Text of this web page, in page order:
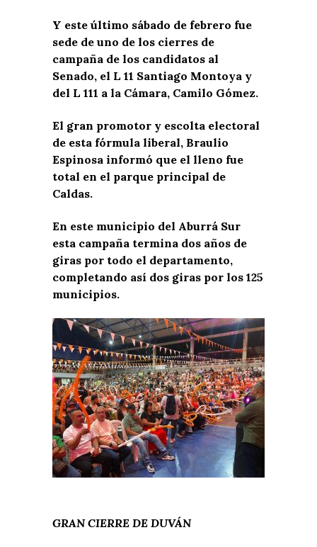
Y este último sábado de febrero fue
sede de uno de los cierres de
campaña de los candidatos al
Senado, el L 11 Santiago Montoya y
del L 111 a la Cámara, Camilo Gómez.
El gran promotor y escolta electoral
de esta fórmula liberal, Braulio
Espinosa informó que el lleno fue
total en el parque principal de
Caldas.
En este municipio del Aburrá Sur
esta campaña termina dos años de
giras por todo el departamento,
completando así dos giras por los 125
municipios.
GRAN CIERRE DE DUVÁN